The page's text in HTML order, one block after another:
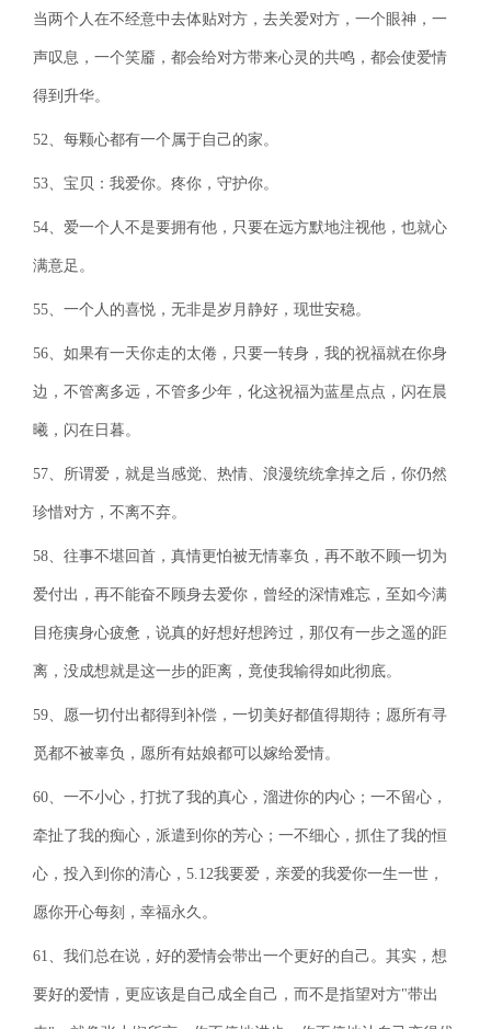
当两个人在不经意中去体贴对方，去关爱对方，一个眼神，一
声叹息，一个笑靥，都会给对方带来心灵的共鸣，都会使爱情
得到升华。
52、每颗心都有一个属于自己的家。
53、宝贝：我爱你。疼你，守护你。
54、爱一个人不是要拥有他，只要在远方默地注视他，也就心
满意足。
55、一个人的喜悦，无非是岁月静好，现世安稳。
56、如果有一天你走的太倦，只要一转身，我的祝福就在你身
边，不管离多远，不管多少年，化这祝福为蓝星点点，闪在晨
曦，闪在日暮。
57、所谓爱，就是当感觉、热情、浪漫统统拿掉之后，你仍然
珍惜对方，不离不弃。
58、往事不堪回首，真情更怕被无情辜负，再不敢不顾一切为
爱付出，再不能奋不顾身去爱你，曾经的深情难忘，至如今满
目疮痍身心疲惫，说真的好想好想跨过，那仅有一步之遥的距
离，没成想就是这一步的距离，竟使我输得如此彻底。
59、愿一切付出都得到补偿，一切美好都值得期待；愿所有寻
觅都不被辜负，愿所有姑娘都可以嫁给爱情。
60、一不小心，打扰了我的真心，溜进你的内心；一不留心，
牵扯了我的痴心，派遣到你的芳心；一不细心，抓住了我的恒
心，投入到你的清心，5.12我要爱，亲爱的我爱你一生一世，
愿你开心每刻，幸福永久。
61、我们总在说，好的爱情会带出一个更好的自己。其实，想
要好的爱情，更应该是自己成全自己，而不是指望对方"带出